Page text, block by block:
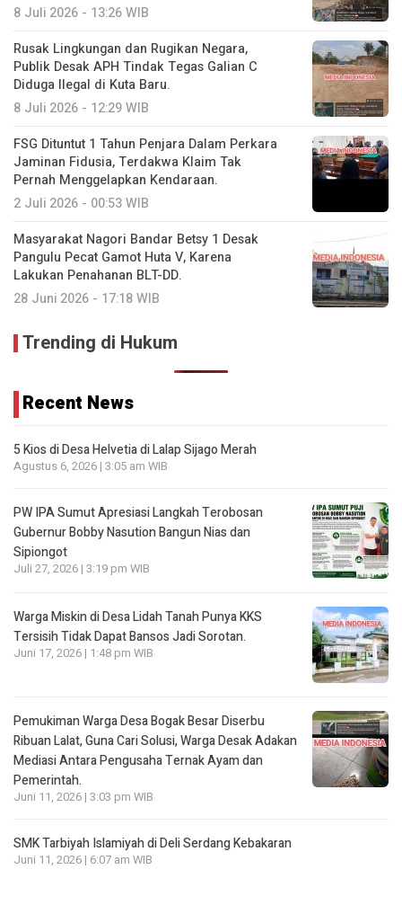
8 Juli 2026 - 13:26 WIB
Rusak Lingkungan dan Rugikan Negara,
Publik Desak APH Tindak Tegas Galian C
Diduga Ilegal di Kuta Baru.
8 Juli 2026 - 12:29 WIB
FSG Dituntut 1 Tahun Penjara Dalam Perkara
Jaminan Fidusia, Terdakwa Klaim Tak
Pernah Menggelapkan Kendaraan.
2 Juli 2026 - 00:53 WIB
Masyarakat Nagori Bandar Betsy 1 Desak
Pangulu Pecat Gamot Huta V, Karena
Lakukan Penahanan BLT-DD.
28 Juni 2026 - 17:18 WIB
Trending di Hukum
Recent News
5 Kios di Desa Helvetia di Lalap Sijago Merah
Agustus 6, 2026 | 3:05 am WIB
PW IPA Sumut Apresiasi Langkah Terobosan
Gubernur Bobby Nasution Bangun Nias dan
Sipiongot
Juli 27, 2026 | 3:19 pm WIB
Warga Miskin di Desa Lidah Tanah Punya KKS
Tersisih Tidak Dapat Bansos Jadi Sorotan.
Juni 17, 2026 | 1:48 pm WIB
Pemukiman Warga Desa Bogak Besar Diserbu
Ribuan Lalat, Guna Cari Solusi, Warga Desak Adakan
Mediasi Antara Pengusaha Ternak Ayam dan
Pemerintah.
Juni 11, 2026 | 3:03 pm WIB
SMK Tarbiyah Islamiyah di Deli Serdang Kebakaran
Juni 11, 2026 | 6:07 am WIB